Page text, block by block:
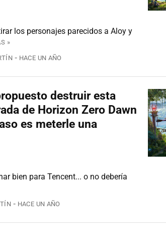
los personajes parecidos a Aloy y
»
HACE UN AÑO
destruir esta
de Horizon Zero Dawn
es meterle una
bien para Tencent... o no debería
HACE UN AÑO